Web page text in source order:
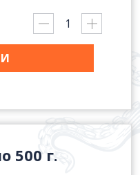
500 г.